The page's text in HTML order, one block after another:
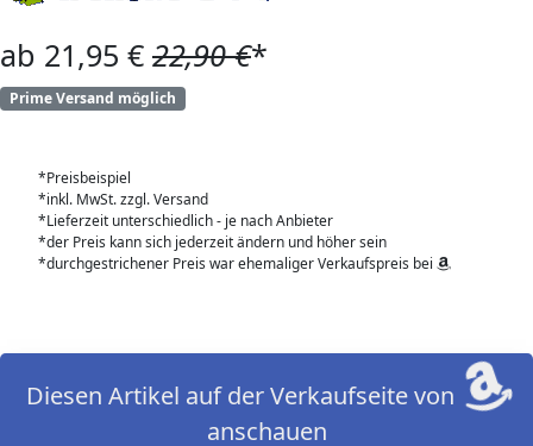
ab 21,95 € 22,90 €*
Prime Versand möglich
*Preisbeispiel
*inkl. MwSt. zzgl. Versand
*Lieferzeit unterschiedlich - je nach Anbieter
*der Preis kann sich jederzeit ändern und höher sein
*durchgestrichener Preis war ehemaliger Verkaufspreis bei
Diesen Artikel auf der Verkaufseite von
anschauen